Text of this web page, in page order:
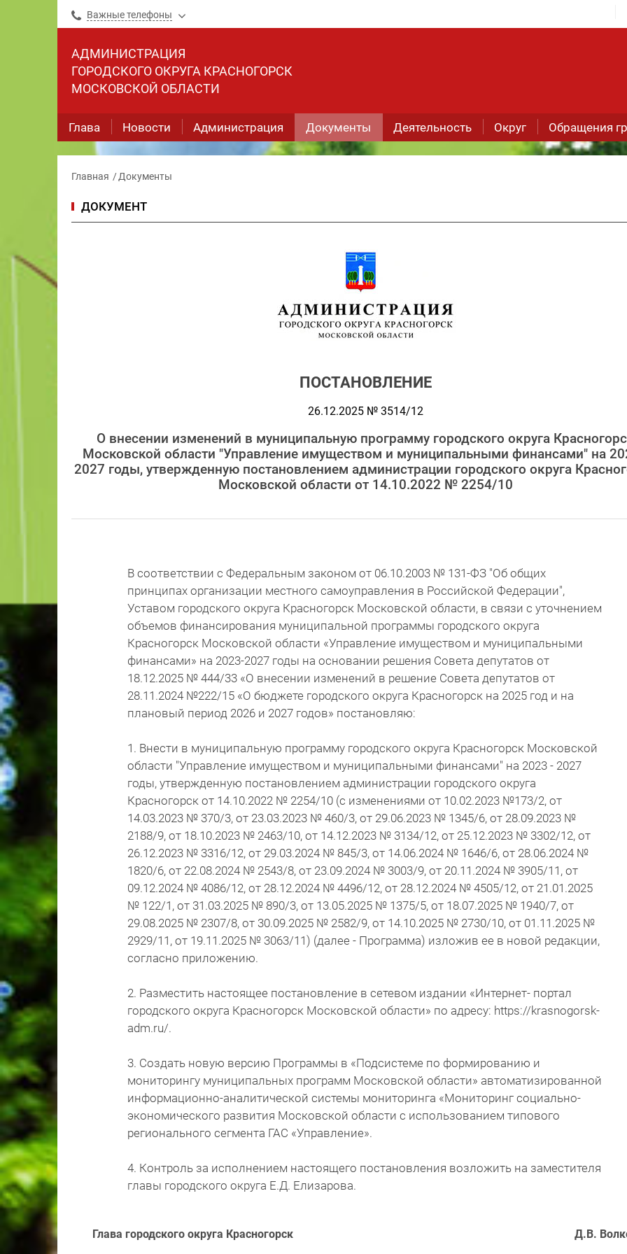
Важные телефоны
АДМИНИСТРАЦИЯ
ГОРОДСКОГО ОКРУГА КРАСНОГОРСК
МОСКОВСКОЙ ОБЛАСТИ
Глава Новости Администрация Документы Деятельность Округ Обращения
Главная Документы
ДОКУМЕНТ
ПОСТАНОВЛЕНИЕ
26.12.2025 № 3514/12
О внесении изменений в муниципальную программу городского округа
Московской области "Управление имуществом и муниципальными финансами" на
2027 годы, утвержденную постановлением администрации городского округа
Московской области от 14.10.2022 № 2254/10
В соответствии с Федеральным законом от 06.10.2003 № 131-ФЗ "Об общих
принципах организации местного самоуправления в Российской Федерации",
Уставом городского округа Красногорск Московской области, в связи с уточнением
объемов финансирования муниципальной программы городского округа
Красногорск Московской области «Управление имуществом и муниципальными
финансами» на 2023-2027 годы на основании решения Совета депутатов от
18.12.2025 № 444/33 «О внесении изменений в решение Совета депутатов от
28.11.2024 №222/15 «О бюджете городского округа Красногорск на 2025 год и на
плановый период 2026 и 2027 годов» постановляю:
1. Внести в муниципальную программу городского округа Красногорск Московской
области "Управление имуществом и муниципальными финансами" на 2023 - 2027
годы, утвержденную постановлением администрации городского округа
Красногорск от 14.10.2022 № 2254/10 (с изменениями от 10.02.2023 №173/2, от
14.03.2023 № 370/3, от 23.03.2023 № 460/3, от 29.06.2023 № 1345/6, от 28.09.2023 №
2188/9, от 18.10.2023 № 2463/10, от 14.12.2023 № 3134/12, от 25.12.2023 № 3302/12, от
26.12.2023 № 3316/12, от 29.03.2024 № 845/3, от 14.06.2024 № 1646/6, от 28.06.2024 №
1820/6, от 22.08.2024 № 2543/8, от 23.09.2024 № 3003/9, от 20.11.2024 № 3905/11, от
09.12.2024 № 4086/12, от 28.12.2024 № 4496/12, от 28.12.2024 № 4505/12, от 21.01.2025
№ 122/1, от 31.03.2025 № 890/3, от 13.05.2025 № 1375/5, от 18.07.2025 № 1940/7, от
29.08.2025 № 2307/8, от 30.09.2025 № 2582/9, от 14.10.2025 № 2730/10, от 01.11.2025 №
2929/11, от 19.11.2025 № 3063/11) (далее - Программа) изложив ее в новой редакции,
согласно приложению.
2. Разместить настоящее постановление в сетевом издании «Интернет- портал
городского округа Красногорск Московской области» по адресу: https://krasnogorsk-
adm.ru/.
3. Создать новую версию Программы в «Подсистеме по формированию и
мониторингу муниципальных программ Московской области» автоматизированной
информационно-аналитической системы мониторинга «Мониторинг социально-
экономического развития Московской области с использованием типового
регионального сегмента ГАС «Управление».
4. Контроль за исполнением настоящего постановления возложить на заместителя
главы городского округа Е.Д. Елизарова.
Глава городского округа Красногорск Д.В.